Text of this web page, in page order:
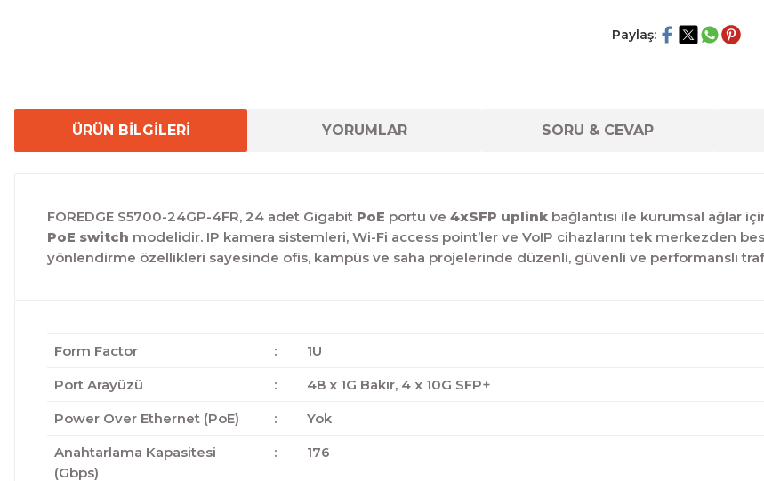
Paylaş:
ÜRÜN BİLGİLERİ YORUMLAR SORU & CEVAP
FOREDGE S5700-24GP-4FR, 24 adet Gigabit PoE portu ve 4xSFP uplink bağlantısı ile kurumsal ağlar
PoE switch modelidir. IP kamera sistemleri, Wi-Fi access point’ler ve VoIP cihazlarını tek merkezden
yönlendirme özellikleri sayesinde ofis, kampüs ve saha projelerinde düzenli, güvenli ve performanslı
Form Factor :
1U
Port Arayüzü
:
48 x 1G Bakır, 4 x 10G SFP+
Power Over Ethernet (PoE)
:
Yok
Anahtarlama Kapasitesi
(Gbps)
: 176